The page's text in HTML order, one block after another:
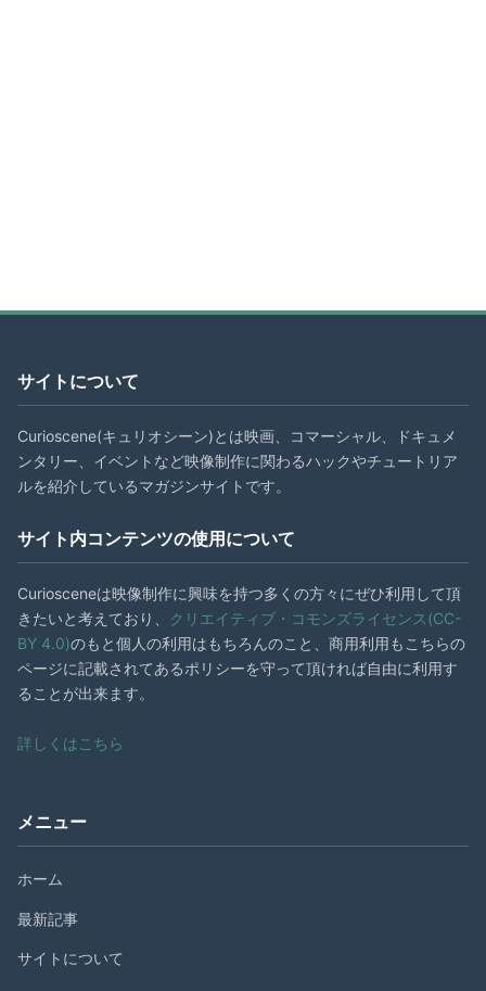
サイトについて
Curioscene(キュリオシーン)とは映画、コマーシャル、ドキュメ
ンタリー、イベントなど映像制作に関わるハックやチュートリア
ルを紹介しているマガジンサイトです。
サイト内コンテンツの使用について
Curiosceneは映像制作に興味を持つ多くの方々にぜひ利用して頂
きたいと考えており、
クリエイティブ・コモンズライセンス(CC-
BY 4.0)のもと個人の利用はもちろんのこと、商用利用もこちらの
ページに記載されてあるポリシーを守って頂ければ自由に利用す
ることが出来ます。
詳しくはこちら
メニュー
ホーム
最新記事
サイトについて